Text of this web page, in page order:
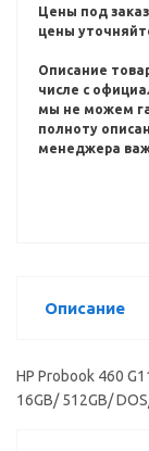
Цены под
цены
Описание
числе с
мы не можем
полноту
менеджера
Описание
HP Probook 460
16GB/ 512GB/